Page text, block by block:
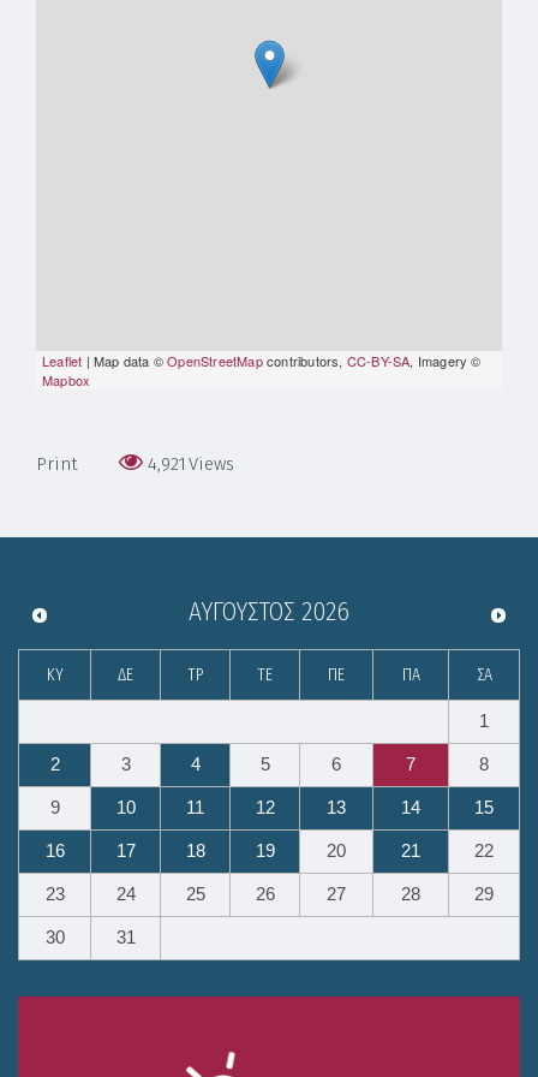
Leaflet | Map data ©OpenStreetMapcontributors, CC-BY-SA, Imagery ©
Mapbox
Print 4,921 Views
ΑΎΓΟΥΣΤΟΣ 2026
ΚΥ ΔΕ ΤΡ ΤΕ ΠΕ ΠΑ ΣΑ
1
2 3 4 5 6 7 8
9 10 11 12 13 14 15
16 17 18 19 20 21 22
23 24 25 26 27 28 29
30 31